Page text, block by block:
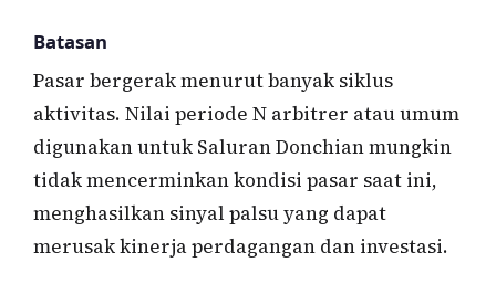
Batasan
Pasar bergerak menurut banyak siklus
aktivitas. Nilai periode N arbitrer atau umum
digunakan untuk Saluran Donchian mungkin
tidak mencerminkan kondisi pasar saat ini,
menghasilkan sinyal palsu yang dapat
merusak kinerja perdagangan dan investasi.